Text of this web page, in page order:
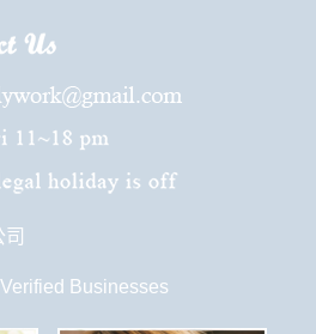
Verified Businesses